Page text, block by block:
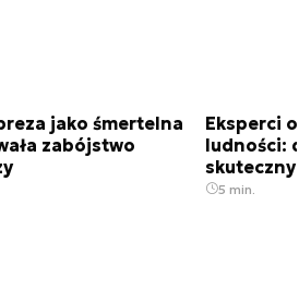
jako śmertelna
zabójstwo
Eksperci
ludności:
skuteczny
5 min.